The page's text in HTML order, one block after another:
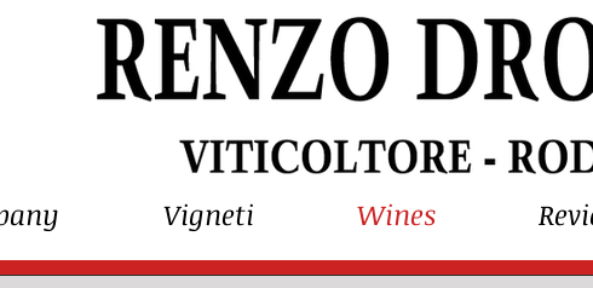
Vigneti Wines